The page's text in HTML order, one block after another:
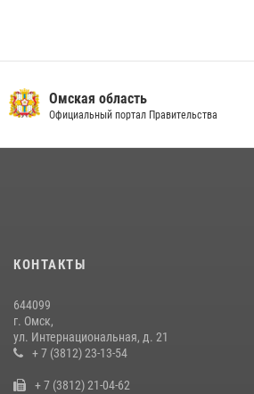
Росгвардия обеспечила безопасность
музея «Поезд Победы» в Омске
пилотирования БПЛА в Омске
Росгвардия подвела итоги добровольной
области
Омская область
Официальный портал Правительства
КОНТАКТЫ
644099
г. Омск,
ул. Интернациональная, д. 21
+ 7 (3812) 23-13-54
+ 7 (3812) 21-04-62